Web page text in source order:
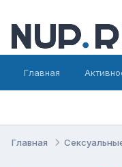
Главная
Главная